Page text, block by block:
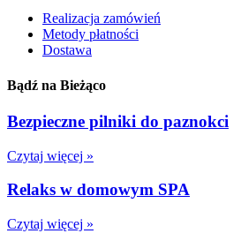
Realizacja zamówień
Metody płatności
Dostawa
Bądź na Bieżąco
Bezpieczne pilniki do paznokci
Czytaj więcej »
Relaks w domowym SPA
Czytaj więcej »